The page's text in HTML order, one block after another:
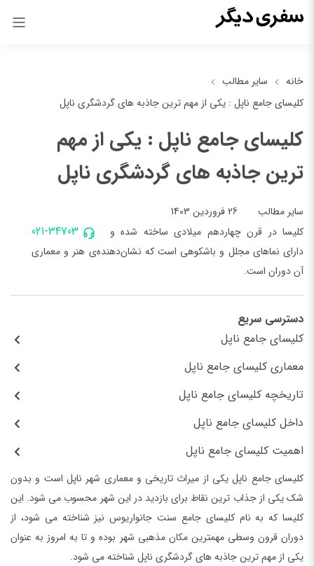
خانه
سایر مطالب
کلیسای جامع ناپل : یکی از مهم ترین جاذبه های گردشگری ناپل
کلیسای جامع ناپل : یکی از مهم
ترین جاذبه های گردشگری ناپل
سایر مطالب 26 فروردین 1403
021-34703
کلیسا در قرن چهاردهم میلادی ساخته شده و
دارای نماهای مجلل و باشکوهی است که نشان‌دهنده‌ی هنر و معماری
آن دوران است.
دسترسی سریع
کلیسای جامع ناپل
معماری کلیسای جامع ناپل
تاریخچه کلیسای جامع ناپل
داخل کلیسای جامع ناپل
اهمیت کلیسای جامع ناپل
کلیسای جامع ناپل یکی از میراث تاریخی و معماری شهر ناپل است و بدون
شک یکی از جذاب ترین نقاط برای بازدید در این شهر محسوب می شود. این
کلیسا که به نام کلیسای جامع سنت جانواریوس نیز شناخته می شود، از
دوران قرون وسطی مهمترین مکان مذهبی شهر بوده و تا به امروز به عنوان
یکی از مهم ترین جاذبه های گردشگری ناپل شناخته می شود.